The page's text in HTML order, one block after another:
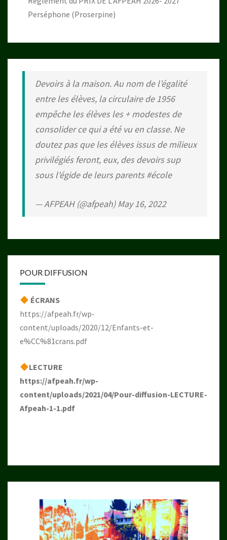
Perséphone (Proserpine)
Devoirs à la maison. Au nom de l’égalité
entre les élèves, la circulaire de 1956
empêche les élèves les + modestes de
consolider ce qui a été vu en classe. Ne
doutez pas que les élèves issus de milieux
privilégiés feront, eux, des devoirs sup
sous l'égide de leurs parents#école
— AFPEAH (@afpeah)May 16, 2022
POUR DIFFUSION
ÉCRANS
https://afpeah.fr/wp-
content/uploads/2020/12/Enfants-et-
e%CC%81crans.pdf
LECTURE
https://afpeah.fr/wp-
content/uploads/2021/04/Pour-diffusion-LECTURE-
Afpeah-1-1.pdf